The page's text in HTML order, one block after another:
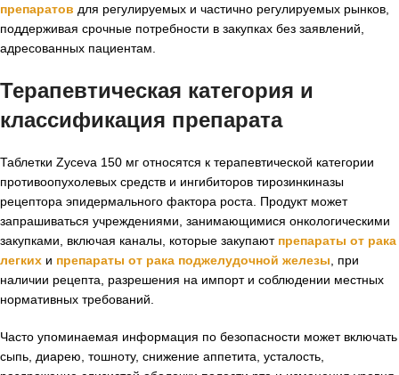
препаратов для регулируемых и частично регулируемых рынков,
поддерживая срочные потребности в закупках без заявлений,
адресованных пациентам.
Терапевтическая категория и
классификация препарата
Таблетки Zyceva 150 мг относятся к терапевтической категории
противоопухолевых средств и ингибиторов тирозинкиназы
рецептора эпидермального фактора роста. Продукт может
запрашиваться учреждениями, занимающимися онкологическими
закупками, включая каналы, которые закупают препараты от рака
легких и препараты от рака поджелудочной железы , при
наличии рецепта, разрешения на импорт и соблюдении местных
нормативных требований.
Часто упоминаемая информация по безопасности может включать
сыпь, диарею, тошноту, снижение аппетита, усталость,